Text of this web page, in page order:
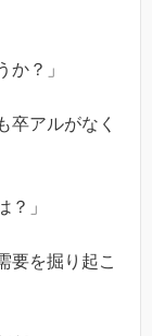
か？」
卒アルがなく
？」
要を掘り起こ